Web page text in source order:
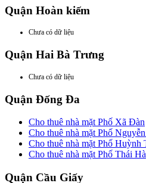
Quận Hoàn kiếm
Chưa có dữ liệu
Quận Hai Bà Trưng
Chưa có dữ liệu
Quận Đống Đa
Cho thuê nhà mặt Phố Xã Đàn
Cho thuê nhà mặt Phố
Cho thuê nhà mặt Phố Huỳnh
Cho thuê nhà mặt Phố Thái Hà
Quận Cầu Giấy